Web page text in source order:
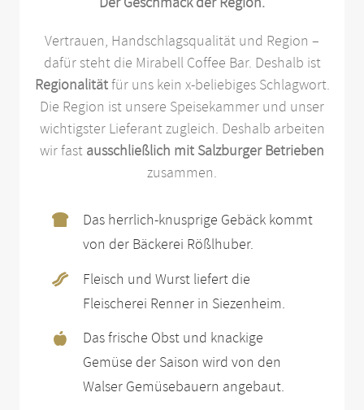
Vertrauen, Handschlagsqualität und Region –
dafür steht die Mirabell Coffee Bar. Deshalb ist
Regionalitätfür uns kein x-beliebiges Schlagwort.
Die Region ist unsere Speisekammer und unser
wichtigster Lieferant zugleich. Deshalb arbeiten
wir fast ausschließlich mit Salzburger Betrieben
zusammen.
Das herrlich-knusprige Gebäck kommt
von der Bäckerei Rößlhuber.
Fleisch und Wurst liefert die
Fleischerei Renner in Siezenheim.
Das frische Obst und knackige
Gemüse der Saison wird von den
Walser Gemüsebauern angebaut.